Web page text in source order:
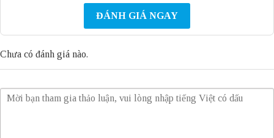
ĐÁNH GIÁ NGAY
Chưa có đánh giá nào.